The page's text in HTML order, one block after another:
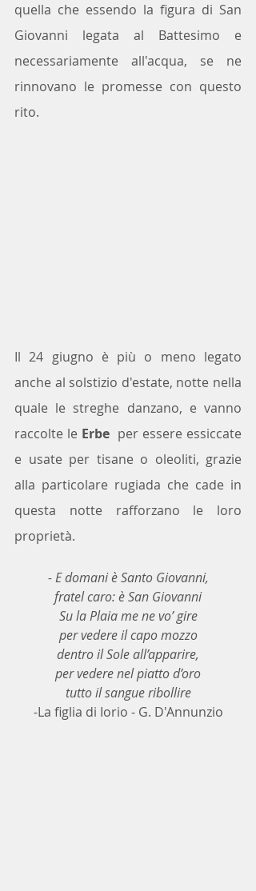
quella che essendo la figura di San
Giovanni legata al Battesimo e
necessariamente all'acqua, se ne
rinnovano le promesse con questo
rito.
Il 24 giugno è più o meno legato
anche al solstizio d'estate, notte nella
quale le streghe danzano, e vanno
raccolte le Erbe
  per essere essiccate
e usate per tisane o oleoliti, grazie
alla particolare rugiada che cade in
questa notte rafforzano le loro
proprietà.
- E domani è Santo Giovanni,
fratel caro: è San Giovanni
Su la Plaia me ne vo’ gire
per vedere il capo mozzo
dentro il Sole all’apparire,
per vedere nel piatto d’oro
tutto il sangue ribollire
-La figlia di Iorio - G. D'Annunzio